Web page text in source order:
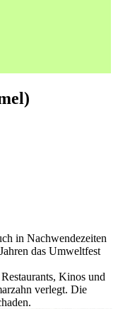
in Nachwendezeiten
das Umweltfest
Kinos und
verlegt. Die